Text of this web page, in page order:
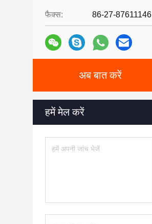
फैक्स: 86-27-87611146
अब बात करें
हमें मेल करें